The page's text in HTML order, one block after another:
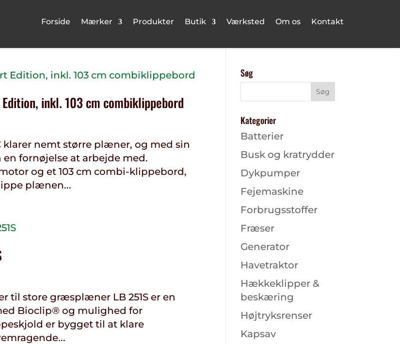
Forside Mærker Produkter Butik Værksted Om os Kontakt
inkl. 103 cm combiklippebord
klarer nemt større plæner, og med sin
fornøjelse at arbejde med.
og et 103 cm combi-klippebord,
plænen...
store græsplæner LB 251S er en
Bioclip® og mulighed for
er bygget til at klare
Søg
Kategorier
Batterier
Busk og kratrydder
Dykpumper
Fejemaskine
Forbrugsstoffer
Fræser
Generator
Havetraktor
Hækkeklipper &
beskæring
Højtryksrenser
Kapsav